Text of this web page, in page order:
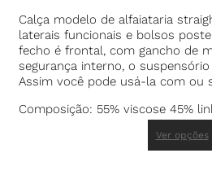
Calça modelo de alfaiataria
laterais funcionais e bolsos
fecho é frontal, com gancho de
segurança interno, o
Assim você pode usá-la com ou
Composição: 55% viscose 45%
Ver opções